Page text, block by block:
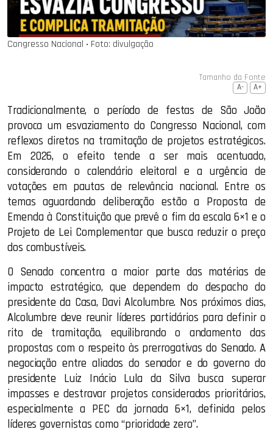
Congresso Nacional ‧ Foto: divulgação
Tamanho da Fonte
A- A+
Tradicionalmente, o período de festas de São João
provoca um esvaziamento do Congresso Nacional, com
reflexos diretos na tramitação de projetos estratégicos.
Em 2026, o efeito tende a ser mais acentuado,
considerando o calendário eleitoral e a urgência de
votações em pautas de relevância nacional. Entre os
temas aguardando deliberação estão a Proposta de
Emenda à Constituição que prevê o fim da escala 6×1 e o
Projeto de Lei Complementar que busca reduzir o preço
dos combustíveis.
O Senado concentra a maior parte das matérias de
impacto estratégico, que dependem do despacho do
presidente da Casa, Davi Alcolumbre. Nos próximos dias,
Alcolumbre deve reunir líderes partidários para definir o
rito de tramitação, equilibrando o andamento das
propostas com o respeito às prerrogativas do Senado. A
negociação entre aliados do senador e do governo do
presidente Luiz Inácio Lula da Silva busca superar
impasses e destravar projetos considerados prioritários,
especialmente a PEC da jornada 6×1, definida pelos
líderes governistas como “prioridade zero”.